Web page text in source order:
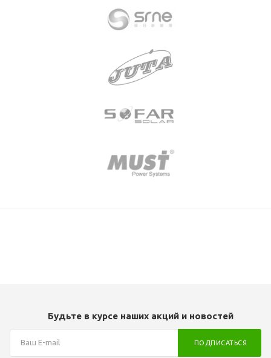
Будьте в курсе наших акций и новостей
ПОДПИСАТЬСЯ